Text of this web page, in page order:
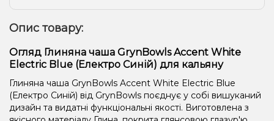
Опис товару:
Огляд Глиняна чаша GrynBowls Accent White
Electric Blue (Електро Синій) для кальяну
Глиняна чаша GrynBowls Accent White Electric Blue
(Електро Синій) від GrynBowls поєднує у собі вишуканий
дизайн та видатні функціональні якості. Виготовлена ​​з